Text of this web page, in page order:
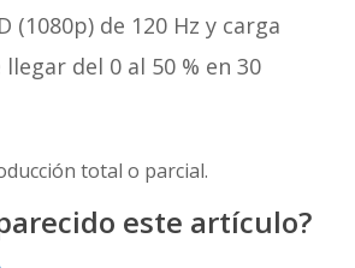
(1080p) de 120 Hz y carga
del 0 al 50 % en 30
total o parcial.
este artículo?